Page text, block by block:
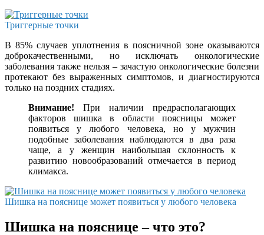
Триггерные точки
В 85% случаев уплотнения в поясничной зоне оказываются
доброкачественными, но исключать онкологические
заболевания также нельзя – зачастую онкологические болезни
протекают без выраженных симптомов, и диагностируются
только на поздних стадиях.
Внимание! При наличии предрасполагающих
факторов шишка в области поясницы может
появиться у любого человека, но у мужчин
подобные заболевания наблюдаются в два раза
чаще, а у женщин наибольшая склонность к
развитию новообразований отмечается в период
климакса.
Шишка на пояснице может появиться у любого человека
Шишка на пояснице – что это?